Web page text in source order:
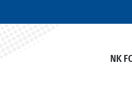
NK